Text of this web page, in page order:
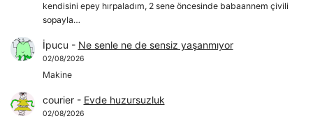
kendisini epey hırpaladım, 2 sene öncesinde babaannem çivili
sopayla…
İpucu - Ne senle ne de sensiz yaşanmıyor
02/08/2026
Makine
courier- Evde huzursuzluk
02/08/2026